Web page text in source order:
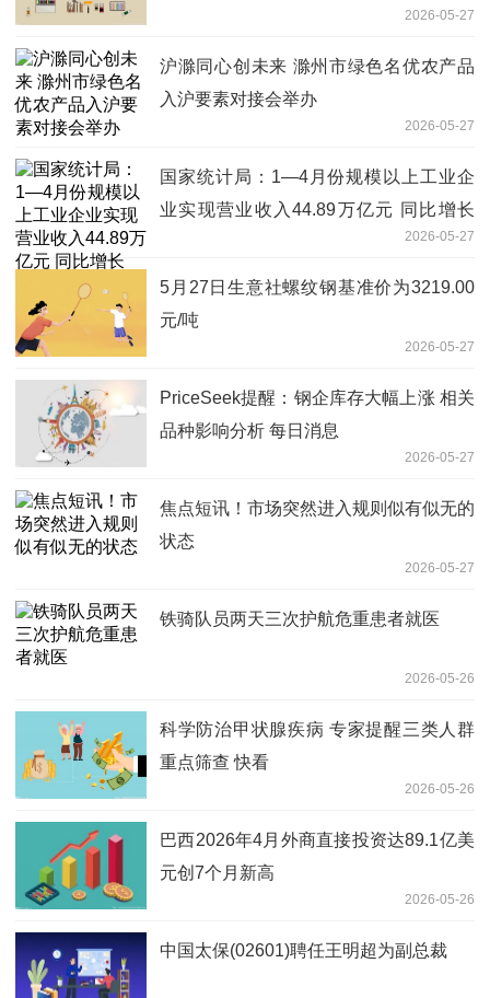
2026-05-27
沪滁同心创未来 滁州市绿色名优农产品
入沪要素对接会举办
2026-05-27
国家统计局：1—4月份规模以上工业企
业实现营业收入44.89万亿元 同比增长
2026-05-27
5月27日生意社螺纹钢基准价为3219.00
元/吨
2026-05-27
PriceSeek提醒：钢企库存大幅上涨 相关
品种影响分析 每日消息
2026-05-27
焦点短讯！市场突然进入规则似有似无的
状态
2026-05-27
铁骑队员两天三次护航危重患者就医
2026-05-26
科学防治甲状腺疾病 专家提醒三类人群
重点筛查 快看
2026-05-26
巴西2026年4月外商直接投资达89.1亿美
元创7个月新高
2026-05-26
中国太保(02601)聘任王明超为副总裁